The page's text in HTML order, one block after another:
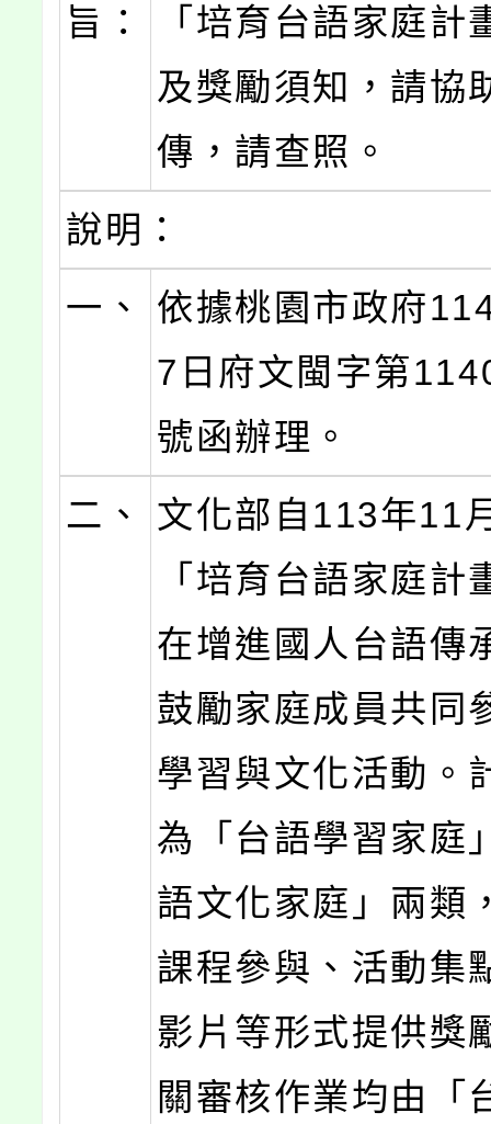
旨：
「培育台語家庭計
及獎勵須知，請協
傳，請查照。
說明：
一、
依據桃園市政府
7日府文閩字第
號函辦理。
二、
文化部自113年11
「培育台語家庭計
在增進國人台語傳
鼓勵家庭成員共同
學習與文化活動。
為「台語學習家庭
語文化家庭」兩類
課程參與、活動集
影片等形式提供獎
關審核作業均由「